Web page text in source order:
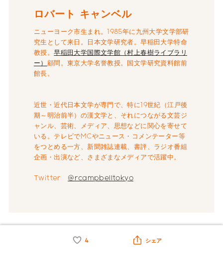
ロバート キャンベル
ニューヨーク市生まれ。1985年に九州大学文学部研
究生として来日。日本文学研究者。早稲田大学特命
教授。早稲田大学国際文学館（村上春樹ライブラリ
ー） 顧問。東京大学名誉教授。国文学研究資料館前
館長。
近世・近代日本文学が専門で、特に19世紀（江戸後
期～明治前半）の漢文学と、それにつながる文芸ジ
ャンル、芸術、メディア、思想などに関心を寄せて
いる。テレビでMCやニュース・コメンテーター等
をつとめる一方、新聞雑誌連載、書評、ラジオ番組
企画・出演など、さまざまなメディアで活躍中。
Twitter @rcampbelltokyo
4 シェア